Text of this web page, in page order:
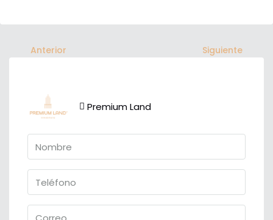
Anterior Siguiente
Premium Land